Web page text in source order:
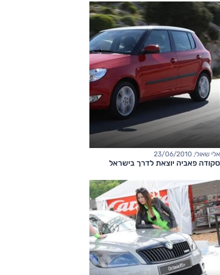
אלי שאולי, 23/06/2010
סקודה פאביה יוצאת לדרך בישראל